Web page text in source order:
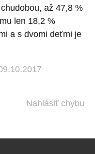
až 47,8 %
len 18,2 %
a s dvomi deťmi je
Nahlásiť chybu